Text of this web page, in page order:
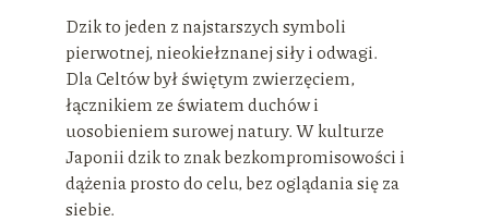
Dzik to jeden z najstarszych symboli
pierwotnej, nieokiełznanej siły i odwagi.
Dla Celtów był świętym zwierzęciem,
łącznikiem ze światem duchów i
uosobieniem surowej natury. W kulturze
Japonii dzik to znak bezkompromisowości i
dążenia prosto do celu, bez oglądania się za
siebie.